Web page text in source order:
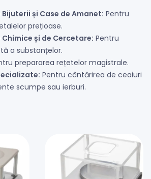
și Case de Amanet: Pentru
prețioase.
și de Cercetare: Pentru
a substanțelor.
prepararea rețetelor magistrale.
Pentru cântărirea de ceaiuri
scumpe sau ierburi.